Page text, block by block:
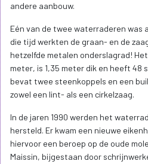
andere aanbouw.
Eén van de twee waterraderen was
die tijd werkten de graan- en de
hetzelfde metalen onderslagrad!
meter, is 1,35 meter dik en heeft 48
bevat twee steenkoppels en een
zowel een lint- als een cirkelzaag.
In de jaren 1990 werden het
hersteld. Er kwam een nieuwe
hiervoor een beroep op de oude
Maissin, bijgestaan door